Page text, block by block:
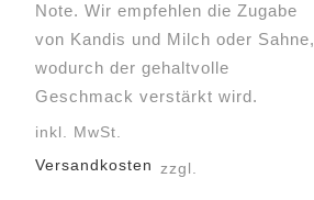
Note. Wir empfehlen die Zugabe
von Kandis und Milch oder Sahne,
wodurch der gehaltvolle
Geschmack verstärkt wird.
inkl. MwSt.
zzgl.
Versandkosten